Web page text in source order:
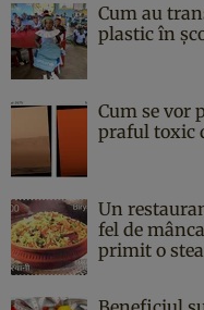
Cum au
plastic în
Cum se vor
praful toxic
Un
fel de
primit o